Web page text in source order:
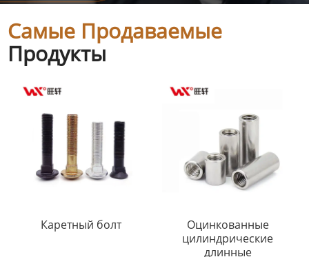
Самые Продаваемые
Продукты
Каретный болт
Оцинкованные
цилиндрические
длинные